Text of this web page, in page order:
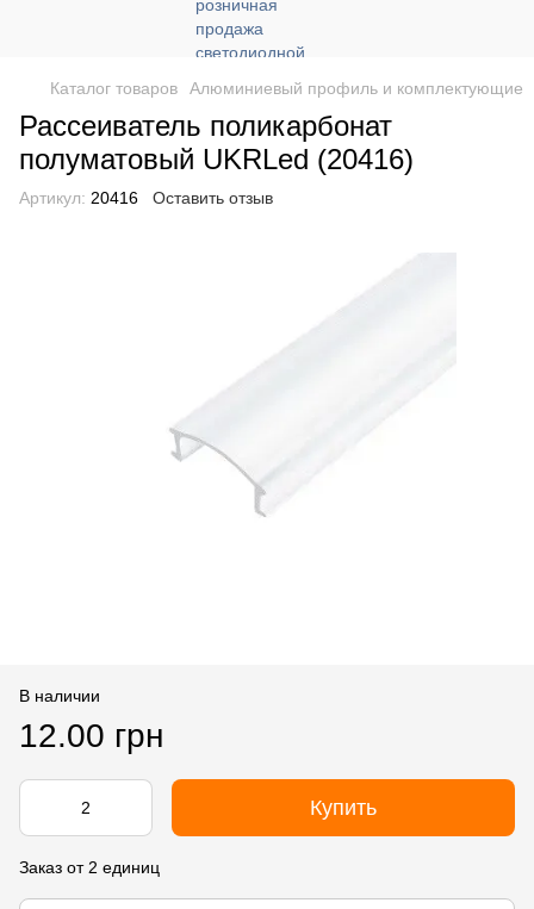
Каталог товаров Алюминиевый профиль и комплектующие
Рассеиватель поликарбонат
полуматовый UKRLed (20416)
Артикул: 20416 Оставить отзыв
В наличии
12.00 грн
Купить
Заказ от 2 единиц